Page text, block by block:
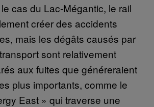
cas du Lac-Mégantic, le rail
créer des accidents
mais les dégâts causés par
sont relativement
aux fuites que généreraient
plus importants, comme le
East » qui traverse une